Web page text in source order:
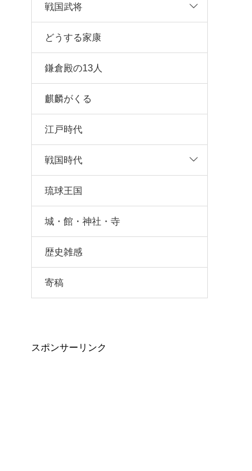
戦国武将
どうする家康
鎌倉殿の13人
麒麟がくる
江戸時代
戦国時代
琉球王国
城・館・神社・寺
歴史雑感
寄稿
スポンサーリンク